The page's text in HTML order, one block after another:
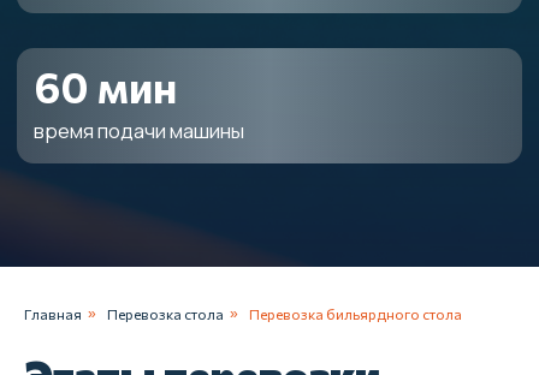
Главная » Перевозка стола » Перевозка бильярдного стола
Точный демонтаж. Аккуратно
откручиваем борта столов, лузы,
Разборка
Упаковка